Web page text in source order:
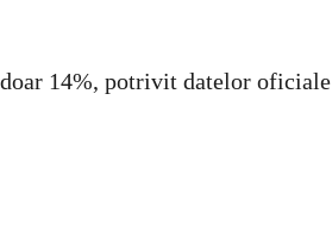
doar 14%, potrivit datelor oficiale